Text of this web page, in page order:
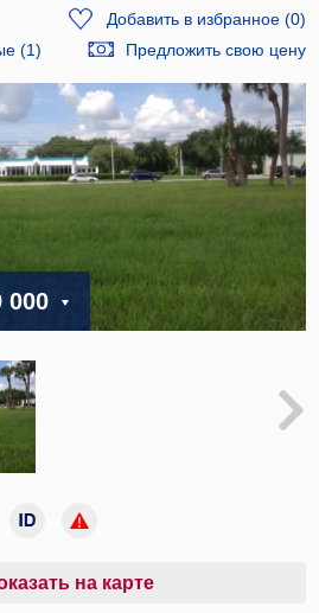
Добавить в избранное(0)
(1)
Предложить свою цену
000
на карте